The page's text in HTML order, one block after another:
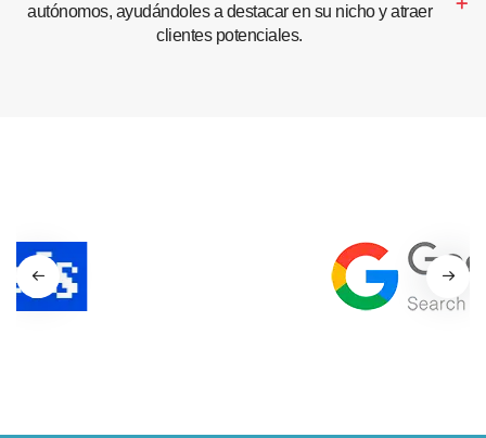
autónomos, ayudándoles a destacar en su nicho y atraer
clientes potenciales.